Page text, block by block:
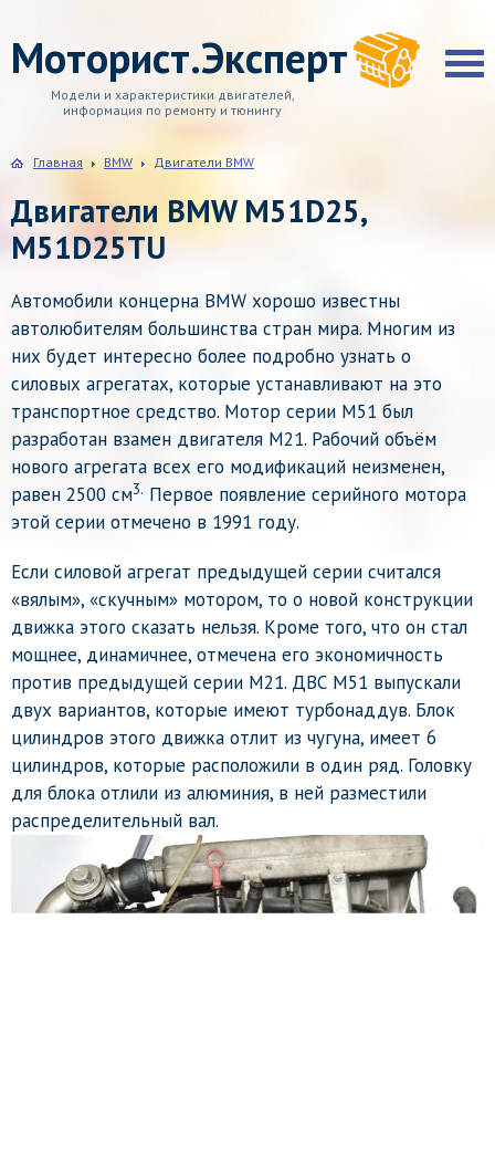
Моторист.Эксперт
Модели и характеристики двигателей,
информация по ремонту и тюнингу
Главная BMW Двигатели BMW
Двигатели BMW M51D25,
M51D25TU
Автомобили концерна BMW хорошо известны
автолюбителям большинства стран мира. Многим из
них будет интересно более подробно узнать о
силовых агрегатах, которые устанавливают на это
транспортное средство. Мотор серии М51 был
разработан взамен двигателя М21. Рабочий объём
нового агрегата всех его модификаций неизменен,
равен 2500 см3. Первое появление серийного мотора
этой серии отмечено в 1991 году.
Если силовой агрегат предыдущей серии считался
«вялым», «скучным» мотором, то о новой конструкции
движка этого сказать нельзя. Кроме того, что он стал
мощнее, динамичнее, отмечена его экономичность
против предыдущей серии М21. ДВС М51 выпускали
двух вариантов, которые имеют турбонаддув. Блок
цилиндров этого движка отлит из чугуна, имеет 6
цилиндров, которые расположили в один ряд. Головку
для блока отлили из алюминия, в ней разместили
распределительный вал.